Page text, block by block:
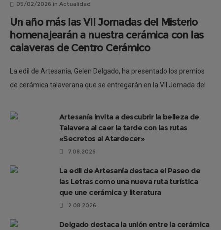
05/02/2026 in Actualidad
Un año más las VII Jornadas del Misterio
homenajearán a nuestra cerámica con las
calaveras de Centro Cerámico
La edil de Artesanía, Gelen Delgado, ha presentado los premios
de cerámica talaverana que se entregarán en la VII Jornada del
Artesanía invita a descubrir la belleza de
Talavera al caer la tarde con las rutas
«Secretos al Atardecer»
7.08.2026
La edil de Artesanía destaca el Paseo de
las Letras como una nueva ruta turística
que une cerámica y literatura
2.08.2026
Delgado destaca la unión entre la cerámica